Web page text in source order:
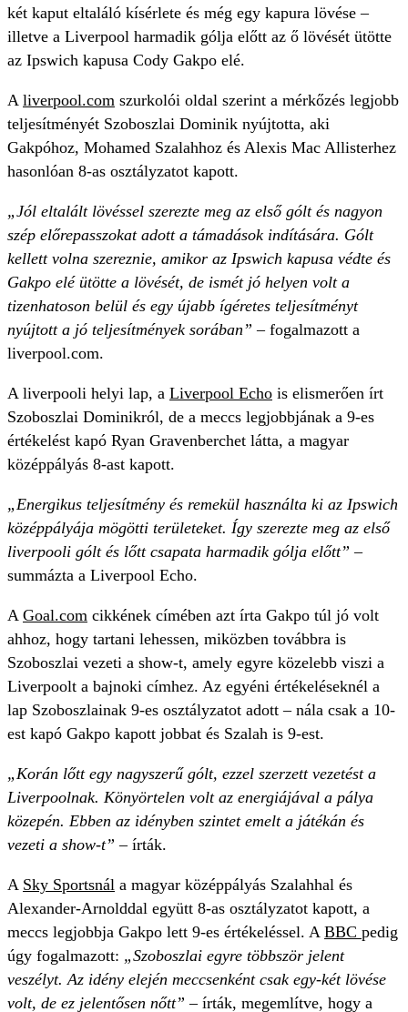
két kaput eltaláló kísérlete és még egy kapura lövése –
illetve a Liverpool harmadik gólja előtt az ő lövését ütötte
az Ipswich kapusa Cody Gakpo elé.
A liverpool.com szurkolói oldal szerint a mérkőzés legjobb
teljesítményét Szoboszlai Dominik nyújtotta, aki
Gakpóhoz, Mohamed Szalahhoz és Alexis Mac Allisterhez
hasonlóan 8-as osztályzatot kapott.
„Jól eltalált lövéssel szerezte meg az első gólt és nagyon
szép előrepasszokat adott a támadások indítására. Gólt
kellett volna szereznie, amikor az Ipswich kapusa védte és
Gakpo elé ütötte a lövését, de ismét jó helyen volt a
tizenhatoson belül és egy újabb ígéretes teljesítményt
nyújtott a jó teljesítmények sorában” – fogalmazott a
liverpool.com.
A liverpooli helyi lap, a Liverpool Echo is elismerően írt
Szoboszlai Dominikról, de a meccs legjobbjának a 9-es
értékelést kapó Ryan Gravenberchet látta, a magyar
középpályás 8-ast kapott.
„Energikus teljesítmény és remekül használta ki az Ipswich
középpályája mögötti területeket. Így szerezte meg az első
liverpooli gólt és lőtt csapata harmadik gólja előtt” –
summázta a Liverpool Echo.
A Goal.com cikkének címében azt írta Gakpo túl jó volt
ahhoz, hogy tartani lehessen, miközben továbbra is
Szoboszlai vezeti a show-t, amely egyre közelebb viszi a
Liverpoolt a bajnoki címhez. Az egyéni értékeléseknél a
lap Szoboszlainak 9-es osztályzatot adott – nála csak a 10-
est kapó Gakpo kapott jobbat és Szalah is 9-est.
„Korán lőtt egy nagyszerű gólt, ezzel szerzett vezetést a
Liverpoolnak. Könyörtelen volt az energiájával a pálya
közepén. Ebben az idényben szintet emelt a játékán és
vezeti a show-t” – írták.
A Sky Sportsnál a magyar középpályás Szalahhal és
Alexander-Arnolddal együtt 8-as osztályzatot kapott, a
meccs legjobbja Gakpo lett 9-es értékeléssel. A BBC pedig
úgy fogalmazott: „Szoboszlai egyre többször jelent
veszélyt. Az idény elején meccsenként csak egy-két lövése
volt, de ez jelentősen nőtt”– írták, megemlítve, hogy a